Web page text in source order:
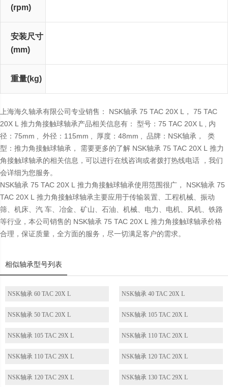
(rpm)
安装尺寸
(mm)
重量(kg)
上海海久轴承有限公司专业销售： NSK轴承 75 TAC 20X L， 75 TAC
20X L 推力角接触球轴承产品相关信息有： 型号：75 TAC 20X L , 内
径：75mm , 外径：115mm , 厚度：48mm , 品牌：NSK轴承， 类
型：推力角接触球轴承， 需要更多的了解 NSK轴承 75 TAC 20X L 推力
角接触球轴承的相关信息，可以进行在线咨询或者拨打热线电话 ，我们
会详细为您服务。
NSK轴承 75 TAC 20X L 推力角接触球轴承使用范围很广， NSK轴承 75
TAC 20X L 推力角接触球轴承主要应用于传输装置、工程机械、振动
筛、机床、汽 车、冶金、矿山、石油、机械、电力、电机、风机、铁路
等行业，本公司销售的 NSK轴承 75 TAC 20X L 推力角接触球轴承价格
合理，保证质量，全方面的服务，尽一切满足客户的需求。
相似轴承型号列表
NSK轴承 60 TAC 20X L NSK轴承 40 TAC 20X L
NSK轴承 50 TAC 20X L NSK轴承 105 TAC 20X L
NSK轴承 105 TAC 29X L NSK轴承 110 TAC 20X L
NSK轴承 110 TAC 29X L NSK轴承 120 TAC 20X L
NSK轴承 120 TAC 29X L NSK轴承 130 TAC 29X L